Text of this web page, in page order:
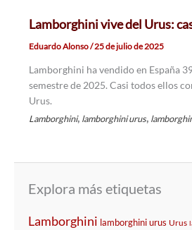
Lamborghini vive del Urus:
Eduardo Alonso/25 de julio de 2025
Lamborghini ha vendido en España
semestre de 2025. Casi todos ellos
Urus.
Lamborghini, lamborghini urus,
Explora más etiquetas
Lamborghini lamborghini urus Urus